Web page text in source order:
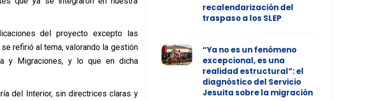
del proyecto excepto las
refirió al tema, valorando la gestión
y Migraciones, y lo que en dicha
del Interior, sin directrices claras y
recalendarización del
traspaso a los SLEP
“Ya no es un fenómeno
excepcional, es una
realidad estructural”: el
diagnóstico del Servicio
Jesuita sobre la migración